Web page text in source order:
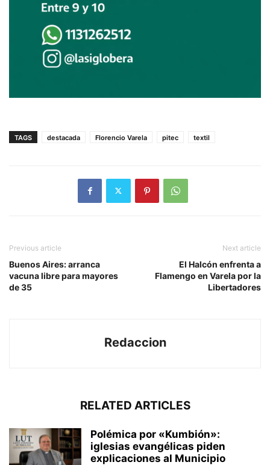
TAGS destacada Florencio Varela pitec textil
Previous article
Buenos Aires: arranca
vacuna libre para mayores
de 35
Next article
El Halcón enfrenta a
Flamengo en Varela por la
Libertadores
Redaccion
RELATED ARTICLES
Polémica por «Kumbión»:
iglesias evangélicas piden
explicaciones al Municipio